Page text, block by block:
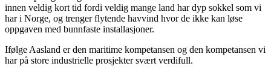
innen veldig kort tid fordi veldig mange land har dyp sokkel som vi
har i Norge, og trenger flytende havvind hvor de ikke kan løse
oppgaven med bunnfaste installasjoner.
Ifølge Aasland er den maritime kompetansen og den kompetansen vi
har på store industrielle prosjekter svært verdifull.